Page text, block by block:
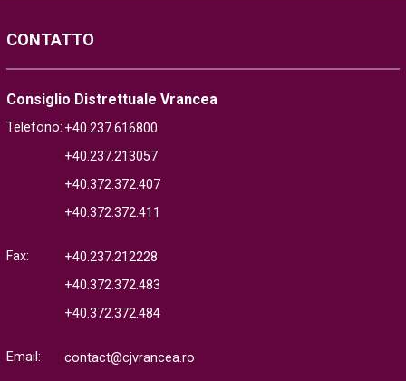
CONTATTO
Consiglio Distrettuale Vrancea
Telefono: +40.237.616800
+40.237.213057
+40.372.372.407
+40.372.372.411
Fax:
+40.237.212228
+40.372.372.483
+40.372.372.484
Email: contact@cjvrancea.ro